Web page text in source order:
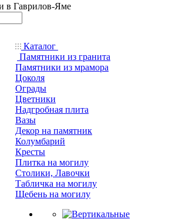
в Гаврилов-Яме
Каталог
Памятники из гранита
Памятники из мрамора
Цоколя
Ограды
Цветники
Надгробная плита
Вазы
Декор на памятник
Колумбарий
Кресты
Плитка на могилу
Столики, Лавочки
Табличка на могилу
Щебень на могилу